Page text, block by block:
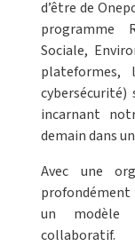
d’être de
programme
Sociale,
plateformes,
incarnant
demain dans
Avec une
profondément
un modèle
collaboratif.